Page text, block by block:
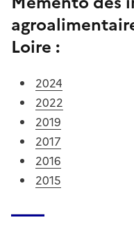
Loire :
2024
2022
2019
2017
2016
2015